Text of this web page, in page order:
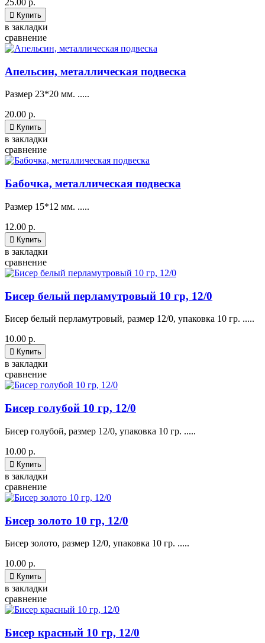
25.00 р.
 Купить
в закладки
сравнение
Апельсин, металлическая подвеска
Размер 23*20 мм. .....
20.00 р.
 Купить
в закладки
сравнение
Бабочка, металлическая подвеска
Размер 15*12 мм. .....
12.00 р.
 Купить
в закладки
сравнение
Бисер белый перламутровый 10 гр, 12/0
Бисер белый перламутровый, размер 12/0, упаковка 10 гр. .....
10.00 р.
 Купить
в закладки
сравнение
Бисер голубой 10 гр, 12/0
Бисер голубой, размер 12/0, упаковка 10 гр. .....
10.00 р.
 Купить
в закладки
сравнение
Бисер золото 10 гр, 12/0
Бисер золото, размер 12/0, упаковка 10 гр. .....
10.00 р.
 Купить
в закладки
сравнение
Бисер красный 10 гр, 12/0